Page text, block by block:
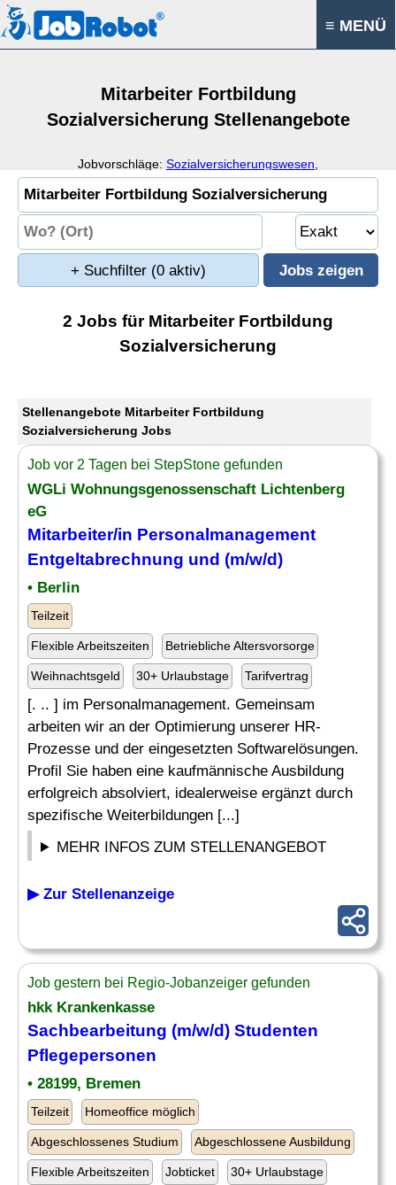
≡ MENÜ
Mitarbeiter Fortbildung
Sozialversicherung Stellenangebote
Jobvorschläge: Sozialversicherungswesen
Sozialversicherungsrecht,Sozialversicherung,Fortbildung
+ Suchfilter (0 aktiv)
2 Jobs für Mitarbeiter Fortbildung
Sozialversicherung
Stellenangebote Mitarbeiter Fortbildung
Sozialversicherung Jobs
Job vor 2 Tagen bei StepStone gefunden
WGLi Wohnungsgenossenschaft Lichtenberg
eG
Mitarbeiter/in Personalmanagement
Entgeltabrechnung und (m/w/d)
• Berlin
Teilzeit
Flexible Arbeitszeiten Betriebliche Altersvorsorge
Weihnachtsgeld 30+ Urlaubstage Tarifvertrag
[. .. ] im Personalmanagement. Gemeinsam
arbeiten wir an der Optimierung unserer HR-
Prozesse und der eingesetzten Softwarelösungen.
Profil Sie haben eine kaufmännische Ausbildung
erfolgreich absolviert, idealerweise ergänzt durch
spezifische Weiterbildungen [...]
MEHR INFOS ZUM STELLENANGEBOT
▶ Zur Stellenanzeige
Job gestern bei Regio-Jobanzeiger gefunden
hkk Krankenkasse
Sachbearbeitung (m/w/d) Studenten
Pflegepersonen
• 28199, Bremen
Teilzeit Homeoffice möglich
Abgeschlossenes Studium Abgeschlossene Ausbildung
Flexible Arbeitszeiten Jobticket 30+ Urlaubstage